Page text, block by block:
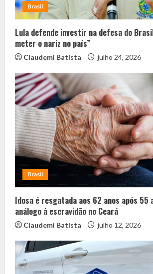
Brasil
Lula defende investir na defesa do
meter o nariz no país”
Claudemi Batista julho 24, 2026
Brasil
Idosa é resgatada aos 62 anos após 55
análogo à escravidão no Ceará
Claudemi Batista julho 12, 2026